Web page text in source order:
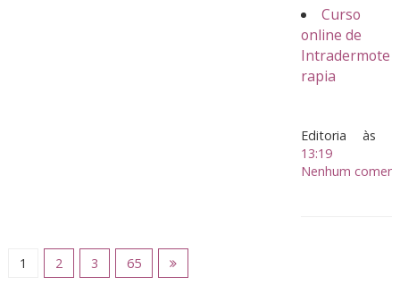
Curso
online de
Intradermote
rapia
Editoria
às
13:19
Nenhum
1 2 3 65